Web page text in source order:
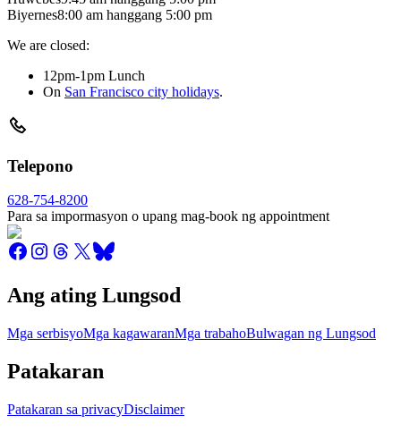
Biyernes8:00 am hanggang 5:00 pm
We are closed:
12pm-1pm Lunch
On San Francisco city holidays.
Telepono
628-754-8200
Para sa impormasyon o upang mag-book ng appointment
Ang ating Lungsod
Mga serbisyoMga kagawaranMga trabahoBulwagan ng Lungsod
Patakaran
Patakaran sa privacyDisclaimer